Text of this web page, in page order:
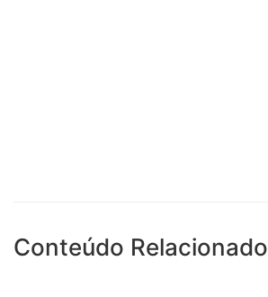
Conteúdo Relacionado